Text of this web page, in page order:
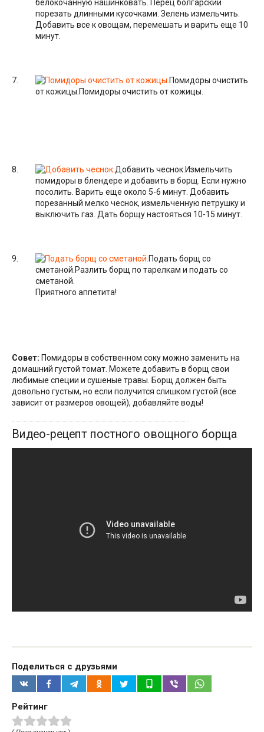
белокочанную нашинковать. Перец болгарский
порезать длинными кусочками. Зелень измельчить.
Добавить все к овощам, перемешать и варить еще 10
минут.
Помидоры очистить
от кожицы. Помидоры очистить от кожицы.
Добавить чеснок. Измельчить
помидоры в блендере и добавить в борщ. Если нужно
посолить. Варить еще около 5-6 минут. Добавить
порезанный мелко чеснок, измельченную петрушку и
выключить газ. Дать борщу настояться 10-15 минут.
Подать борщ со
сметаной.Разлить борщ по тарелкам и подать со
сметаной.
Приятного аппетита!
Совет: Помидоры в собственном соку можно заменить на
домашний густой томат. Можете добавить в борщ свои
любимые специи и сушеные травы. Борщ должен быть
довольно густым, но если получится слишком густой (все
зависит от размеров овощей), добавляйте воды!
Видео-рецепт постного овощного борща
Поделиться с друзьями
Рейтинг